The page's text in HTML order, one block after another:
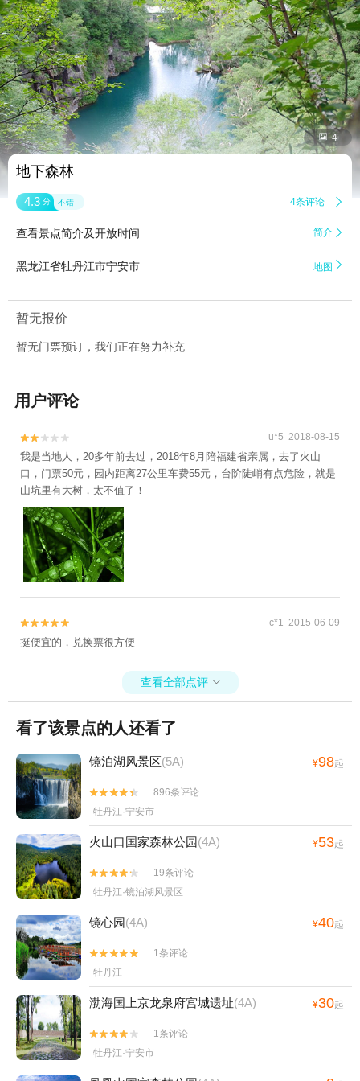
 4
地下森林
4.3 分 不错 4条评论 
查看景点简介及开放时间 简介 
黑龙江省牡丹江市宁安市 地图 
暂无报价
暂无门票预订，我们正在努力补充
用户评论

 u*5 2018-08-15
我是当地人，20多年前去过，2018年8月陪福建省亲属，去了火山
口，门票50元，园内距离27公里车费55元，台阶陡峭有点危险，就是
山坑里有大树，太不值了！

 c*1 2015-06-09
挺便宜的，兑换票很方便
查看全部点评 
看了该景点的人还看了
镜泊湖风景区(5A) ¥98起


896条评论
牡丹江·宁安市
火山口国家森林公园(4A) ¥53起


19条评论
牡丹江·镜泊湖风景区
镜心园(4A) ¥40起


1条评论
牡丹江
渤海国上京龙泉府宫城遗址(4A) ¥30起


1条评论
牡丹江·宁安市
